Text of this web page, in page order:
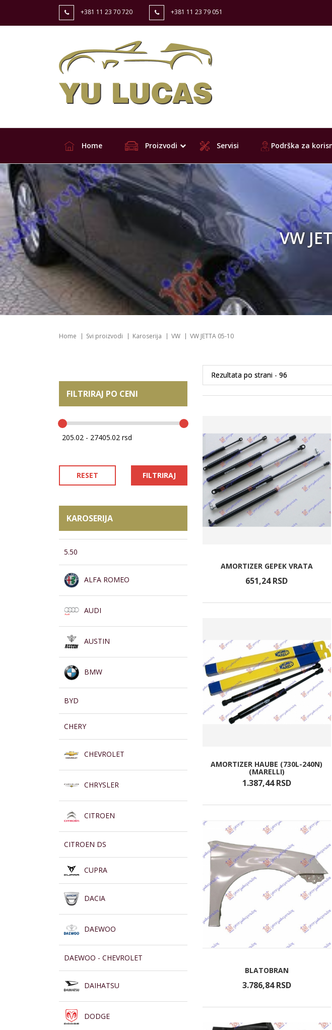
+381 11 23 70 720 +381 11 23 79 051
Home Proizvodi Servisi Podrška za
VW
Home Svi proizvodi Karoserija VW VW JETTA 05-10
FILTRIRAJ PO CENI
RESET FILTRIRAJ
KAROSERIJA
5.50
ALFA ROMEO
AUDI
AUSTIN
BMW
BYD
CHERY
CHEVROLET
CHRYSLER
CITROEN
CITROEN DS
CUPRA
DACIA
DAEWOO
DAEWOO - CHEVROLET
DAIHATSU
DODGE
AMORTIZER GEPEK VRATA
651,24 RSD
AMORTIZER HAUBE (730L-240N)
(MARELLI)
1.387,44 RSD
BLATOBRAN
3.786,84 RSD